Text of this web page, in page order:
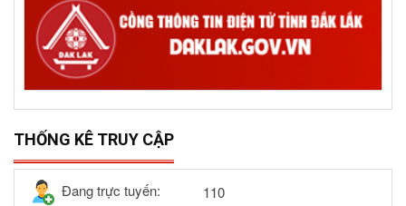
THỐNG KÊ TRUY CẬP
Đang trực tuyến:
110